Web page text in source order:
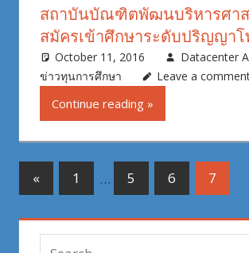
สถาบันบัณฑิตพัฒนบริหารศาส
สมัครเข้าศึกษาระดับปริญญา
October 11, 2016
Datacenter
ข่าวทุนการศึกษา
Leave a
Continue reading
Posts
« Previous
Posts
1 … 5 6 7
Search